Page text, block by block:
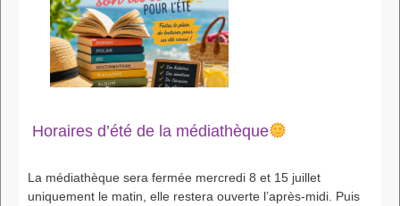
Horaires d’été de la médiathèque
La médiathèque sera fermée mercredi 8 et 15 juillet
uniquement le matin, elle restera ouverte l’après-midi. Puis